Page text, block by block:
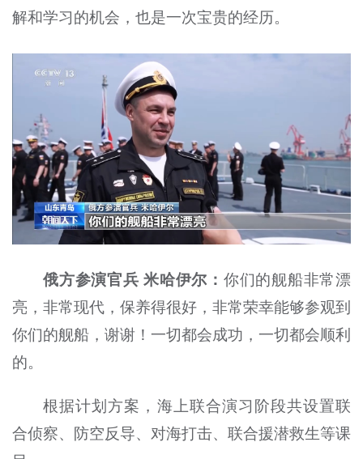
解和学习的机会，也是一次宝贵的经历。
俄方参演官兵 米哈伊尔： 你们的舰船非常漂
亮，非常现代，保养得很好，非常荣幸能够参观到
你们的舰船，谢谢！一切都会成功，一切都会顺利
的。
根据计划方案，海上联合演习阶段共设置联
合侦察、防空反导、对海打击、联合援潜救生等课